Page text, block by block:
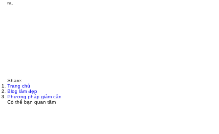
ra.
Share:
Trang chủ
Blog làm đẹp
Phương pháp giảm cân
Có thể bạn quan tâm